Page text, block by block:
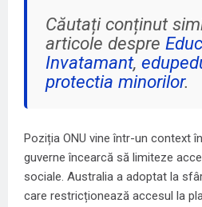
Căutați conținut
articole despre
Invatamant,
protectia minorilor.
Poziția ONU vine într-un context
guverne încearcă să limiteze
sociale. Australia a adoptat la
care restricționează accesul la